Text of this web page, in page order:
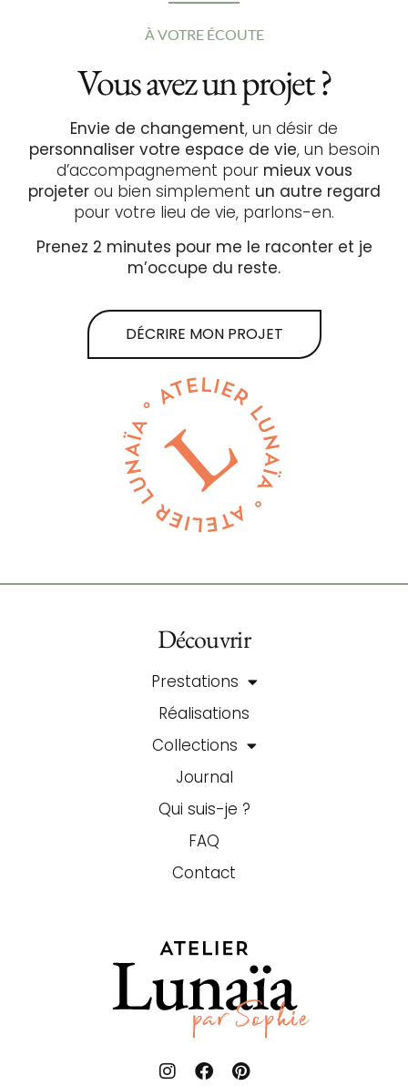
À VOTRE ÉCOUTE
Vous avez un projet ?
Envie de changement, un désir de
personnaliser votre espace de vie, un besoin
d’accompagnement pour mieux vous
projeterou bien simplement un autre regard
pour votre lieu de vie, parlons-en.
Prenez 2 minutes pour me le raconter et je
m’occupe du reste.
DÉCRIRE MON PROJET
Découvrir
Prestations
Réalisations
Collections
Journal
Qui suis-je ?
FAQ
Contact